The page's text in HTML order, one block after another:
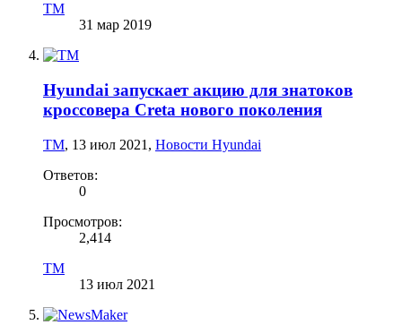
TM
31 мар 2019
Hyundai запускает акцию для знатоков
кроссовера Creta нового поколения
TM, 13 июл 2021 , Новости Hyundai
Ответов:
0
Просмотров:
2,414
TM
13 июл 2021